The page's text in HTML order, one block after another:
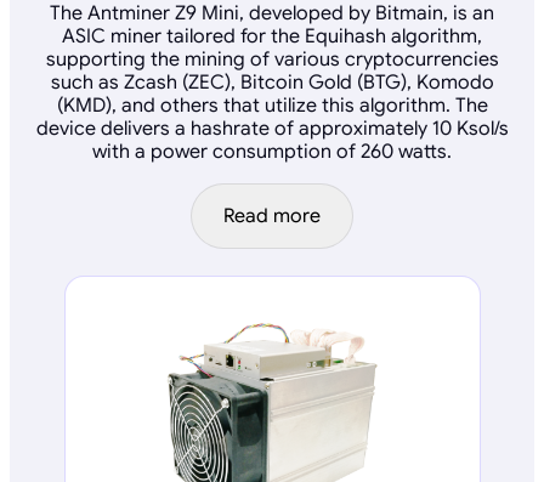
The Antminer Z9 Mini, developed by Bitmain, is an
ASIC miner tailored for the Equihash algorithm,
supporting the mining of various cryptocurrencies
such as Zcash (ZEC), Bitcoin Gold (BTG), Komodo
(KMD), and others that utilize this algorithm. The
device delivers a hashrate of approximately 10 Ksol/s
with a power consumption of 260 watts.
Read more